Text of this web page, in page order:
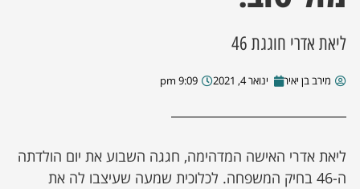
מסע מלחמה
השבוע
מקומית
ליאת אדרי חוגגת 46
מירב בן יאיר ינואר 4, 2021 9:09 pm
ליאת אדרי האישה המדהימה, חגגה השבוע את יום הולדתה
ה-46 בחיק המשפחה. לכלוכית שמעה שעיצבו לה את